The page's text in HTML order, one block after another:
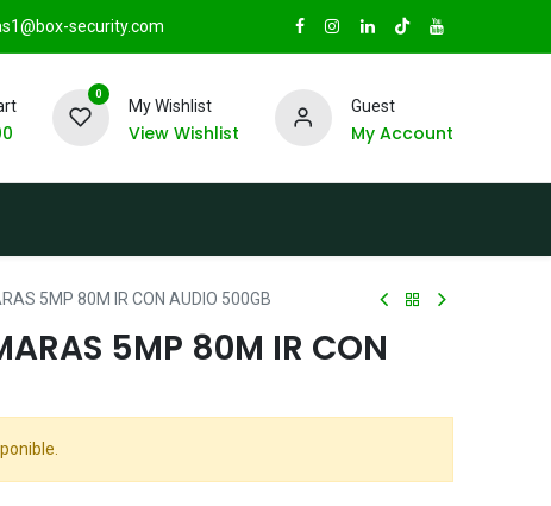
security.com
0
My Wishlist
View Wishlist
Guest
My Account
5MP 80M IR CON AUDIO 500GB
5MP 80M IR CON